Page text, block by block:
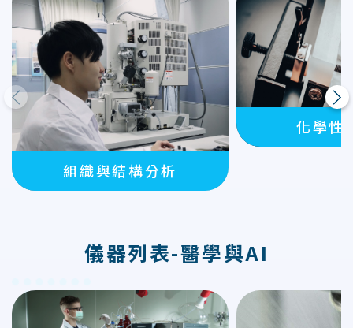
上一則
組織與結構分析
化學性
下一則
儀器列表-醫學與AI